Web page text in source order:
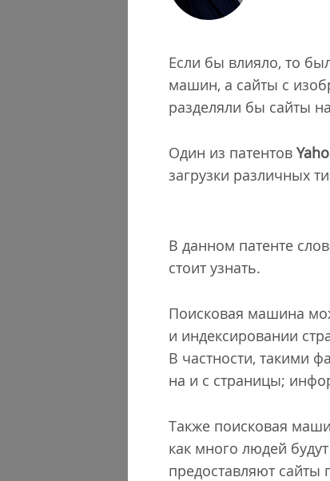
Если бы влияло, то
машин, а сайты с
разделяли бы сайты
Один из патентов
загрузки различных
В данном патенте
стоит узнать.
Поисковая машина
и индексировании
В частности, такими
на и с страницы;
Также поисковая
как много людей
предоставляют сайты